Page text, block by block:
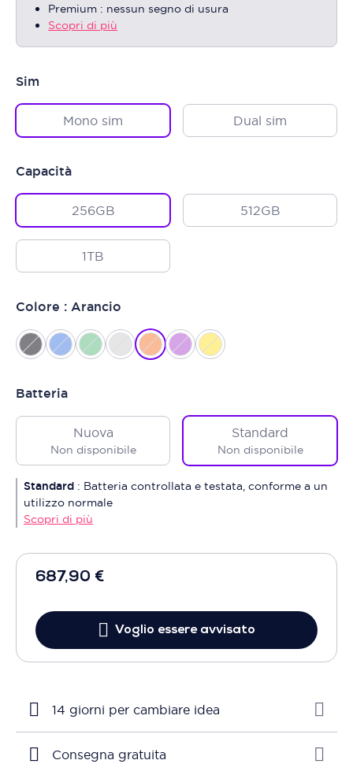
687,90 €
Voglio essere avvisato
Premium : nessun segno di usura
Scopri di più
Sim
Mono sim Dual sim
Capacità
256GB 512GB
1TB
Colore : Arancio
Batteria
Nuova
Non disponibile
Standard
Non disponibile
Standard : Batteria controllata e testata, conforme a un
utilizzo normale
Scopri di più
14 giorni per cambiare idea
Consegna gratuita